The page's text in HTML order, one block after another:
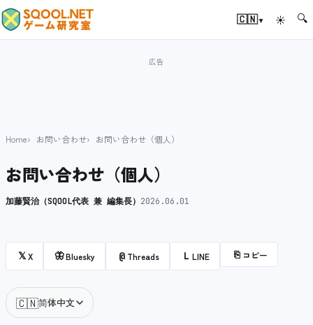
🇨🇳▾ ☀ 🔍
Home お問い合わせ お問い合わせ（個人）
お問い合わせ（個人）
加藤賢治（SQOOL代表 兼 編集長） 2026.06.01
𝕏X 🦋Bluesky @ Threads L LINE ⎘ コピー
🇨🇳简体中文